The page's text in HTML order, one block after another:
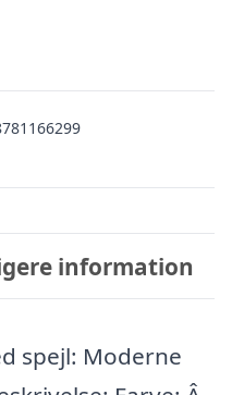
information
spejl: Moderne